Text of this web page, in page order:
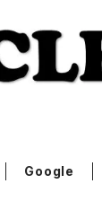
Google